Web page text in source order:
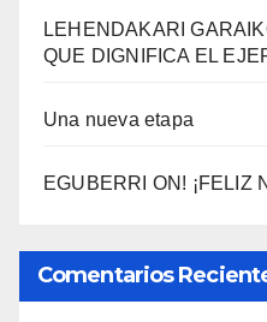
LEHENDAKARI
QUE DIGNIFICA EL
Una nueva etapa
EGUBERRI ON! ¡FELIZ
Comentarios